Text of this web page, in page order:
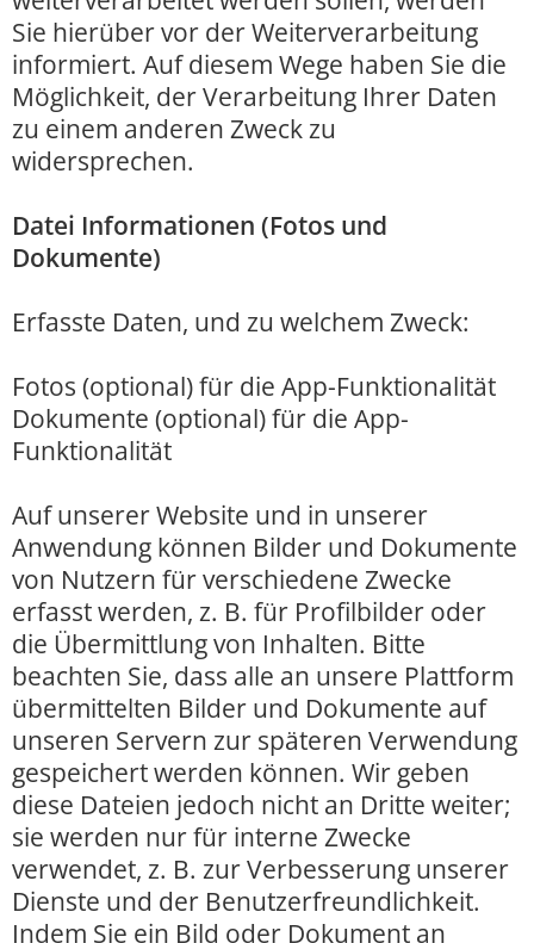
Sie hierüber vor der Weiterverarbeitung
informiert. Auf diesem Wege haben Sie die
Möglichkeit, der Verarbeitung Ihrer Daten
zu einem anderen Zweck zu
widersprechen.
Datei Informationen (Fotos und
Dokumente)
Erfasste Daten, und zu welchem Zweck:
Fotos (optional) für die App-Funktionalität
Dokumente (optional) für die App-
Funktionalität
Auf unserer Website und in unserer
Anwendung können Bilder und Dokumente
von Nutzern für verschiedene Zwecke
erfasst werden, z. B. für Profilbilder oder
die Übermittlung von Inhalten. Bitte
beachten Sie, dass alle an unsere Plattform
übermittelten Bilder und Dokumente auf
unseren Servern zur späteren Verwendung
gespeichert werden können. Wir geben
diese Dateien jedoch nicht an Dritte weiter;
sie werden nur für interne Zwecke
verwendet, z. B. zur Verbesserung unserer
Dienste und der Benutzerfreundlichkeit.
Indem Sie ein Bild oder Dokument an